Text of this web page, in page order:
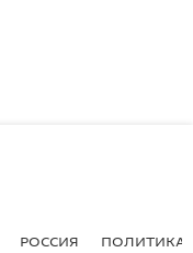
РОССИЯ ПОЛИТИКА